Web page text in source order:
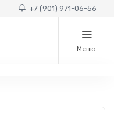
+7 (901) 971-06-56
Меню